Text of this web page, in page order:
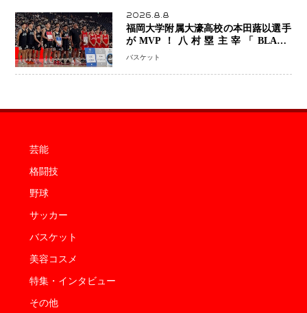
2026.8.8
福岡大学附属大濠高校の本田蕗以選手
がMVP！八村塁主宰「BLACK
SAMURAI SUMMIT 2026」で存在
なった」
バスケット
芸能
格闘技
野球
サッカー
バスケット
美容コスメ
特集・インタビュー
その他